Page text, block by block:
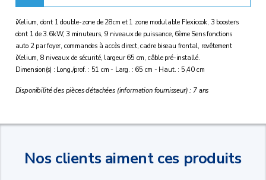
iXelium, dont 1 double-zone de 28cm et 1 zone modulable Flexicook, 3 boosters
dont 1 de 3.6kW, 3 minuteurs, 9 niveaux de puissance, 6ème Sens fonctions
auto 2 par foyer, commandes à accès direct, cadre biseau frontal, revêtement
iXelium, 8 niveaux de sécurité, largeur 65 cm, câble pré-installé.
Dimension(s) : Long./prof. : 51 cm - Larg. : 65 cm - Haut. : 5,40 cm
Disponibilité des pièces détachées (information fournisseur) : 7 ans
Nos clients aiment ces produits